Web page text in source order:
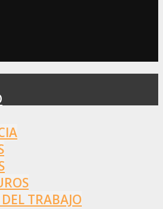
TRABAJO